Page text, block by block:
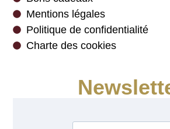
Mentions légales
Politique de confidentialité
Charte des cookies